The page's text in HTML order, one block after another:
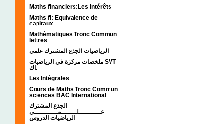
Maths financiers:Les intérêts
Maths fi: Equivalence de
capitaux
Mathématiques Tronc Commun
lettres
الرياضيات الجذع المشترك علمي
ملخصات مركزة في الرياضيات SVT
باك
Les Intégrales
Cours de Maths Tronc Commun
sciences BAC International
الجذع المشترك
عـــــــــــلــــــــمــــــــــــي
الرياضيات الدروس